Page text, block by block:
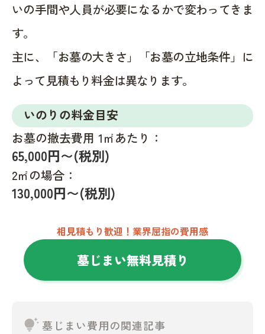
いの手間や人員が必要になるかで変わってきま
す。
主に、「お墓の大きさ」「お墓の立地条件」に
よって見積もり料金は異なります。
いのりの料金目安
お墓の撤去費用 1㎡あたり：
65,000円〜(税別)
2㎡の場合：
130,000円〜(税別)
相見積もり歓迎！業界屈指の費用感
墓じまい無料見積り
tips_and_updates墓じまい費用の関連記事